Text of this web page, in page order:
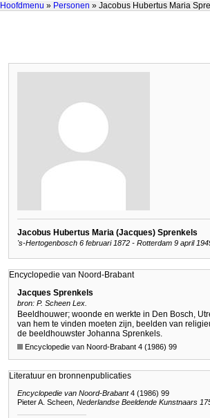
Hoofdmenu » Personen » Jacobus Hubertus Maria
Jacobus Hubertus Maria (Jacques) Sprenkels
's-Hertogenbosch 6 februari 1872 - Rotterdam 9 april
Encyclopedie van Noord-Brabant
Jacques Sprenkels
bron: P. Scheen Lex.
Beeldhouwer; woonde en werkte in Den Bosch,
van hem te vinden moeten zijn, beelden van
de beeldhouwster Johanna Sprenkels.
Encyclopedie van Noord-Brabant 4 (1986) 99
Literatuur en bronnenpublicaties
Encyclopedie van Noord-Brabant4 (1986) 99
Pieter A. Scheen, Nederlandse Beeldende Kunstnaars